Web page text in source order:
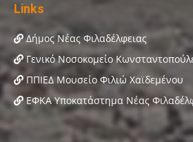
Links
Δήμος Νέας Φιλαδέλφειας
Γενικό Νοσοκομείο
ΠΠΙΕΔ Μουσείο Φιλιώ Χαϊδεμένου
ΕΦΚΑ Υποκατάστημα Νέας